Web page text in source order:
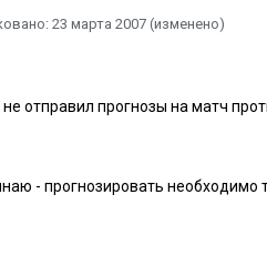
23 марта 2007 (изменено)
отправил прогнозы на матч
- прогнозировать необходимо